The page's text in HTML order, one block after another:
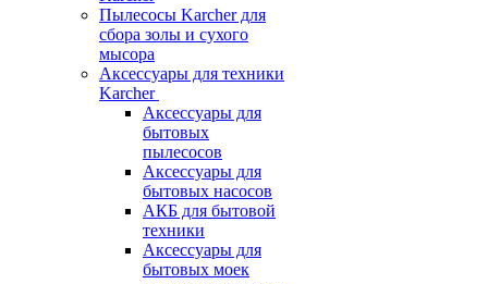
Пылесосы Karcher для
сбора золы и сухого
мысора
Аксессуары для техники
Karcher
Аксессуары для
бытовых
пылесосов
Аксессуары для
бытовых насосов
АКБ для бытовой
техники
Аксессуары для
бытовых моек